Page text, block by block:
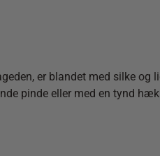
er blandet med silke og
pinde eller med en tynd